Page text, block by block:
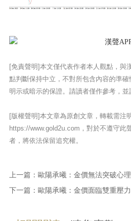
[免責聲明]本文僅代表作者本人觀點，與
點判斷保持中立，不對所包含內容的準
明示或暗示的保證。請讀者僅作參考，並
[版權聲明]本文章為原創文章，轉載需注
https://www.gold2u.com，對於不遵守此
者，將依法保留追究權。
上一篇： 歐陽承曦：金價無法突破心
下一篇： 歐陽承曦：金價面臨雙重壓力